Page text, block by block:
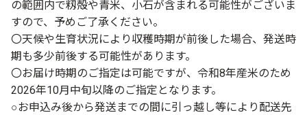
の範囲内で籾殻や青米、小石が含まれる可能性がございま
すので、予めご了承ください。
〇天候や生育状況により収穫時期が前後した場合、発送時
期も多少前後する可能性があります。
〇お届け時期のご指定は可能ですが、令和8年産米のため
2026年10月中旬以降のご指定となります。
○お申込み後から発送までの間に引っ越し等により配送先